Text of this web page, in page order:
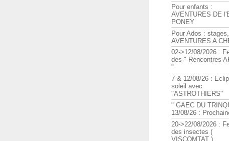
Pour enfants :
AVENTURES DE
PONEY
Pour Ados :
AVENTURES A
02->12/08/2026 :
des " Rencontres
"
7 & 12/08/26 :
soleil avec
"ASTROTHIERS"
" GAEC DU
13/08/26 :
20->22/08/2026 :
des insectes (
VISCOMTAT )